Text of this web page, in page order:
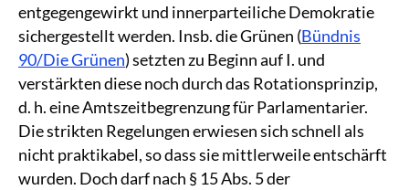
entgegengewirkt und innerparteiliche Demokratie
sichergestellt werden. Insb. die Grünen (Bündnis
90/Die Grünen) setzten zu Beginn auf I. und
verstärkten diese noch durch das Rotationsprinzip,
d. h. eine Amtszeitbegrenzung für Parlamentarier.
Die strikten Regelungen erwiesen sich schnell als
nicht praktikabel, so dass sie mittlerweile entschärft
wurden. Doch darf nach § 15 Abs. 5 der